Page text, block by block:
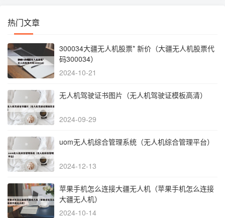
热门文章
300034大疆无人机股票* 新价（大疆无人机股票代
码300034）
2024-10-21
无人机驾驶证书图片（无人机驾驶证模板高清）
2024-09-29
uom无人机综合管理系统（无人机综合管理平台）
2024-12-13
苹果手机怎么连接大疆无人机（苹果手机怎么连接
大疆无人机）
2024-10-14